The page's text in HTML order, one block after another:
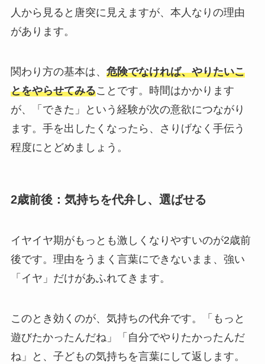
人から見ると唐突に見えますが、本人なりの理由
があります。
関わり方の基本は、 危険でなければ、やりたいこ
とをやらせてみることです。時間はかかります
が、「できた」という経験が次の意欲につながり
ます。手を出したくなったら、さりげなく手伝う
程度にとどめましょう。
2歳前後：気持ちを代弁し、選ばせる
イヤイヤ期がもっとも激しくなりやすいのが2歳前
後です。理由をうまく言葉にできないまま、強い
「イヤ」だけがあふれてきます。
このとき効くのが、気持ちの代弁です。「もっと
遊びたかったんだね」「自分でやりたかったんだ
ね」と、子どもの気持ちを言葉にして返します。